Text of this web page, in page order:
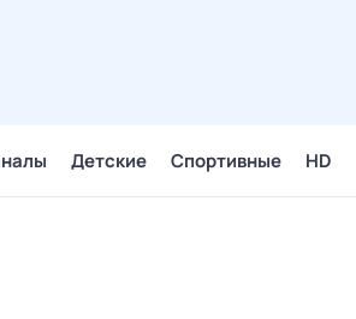
Детские Спортивные HD